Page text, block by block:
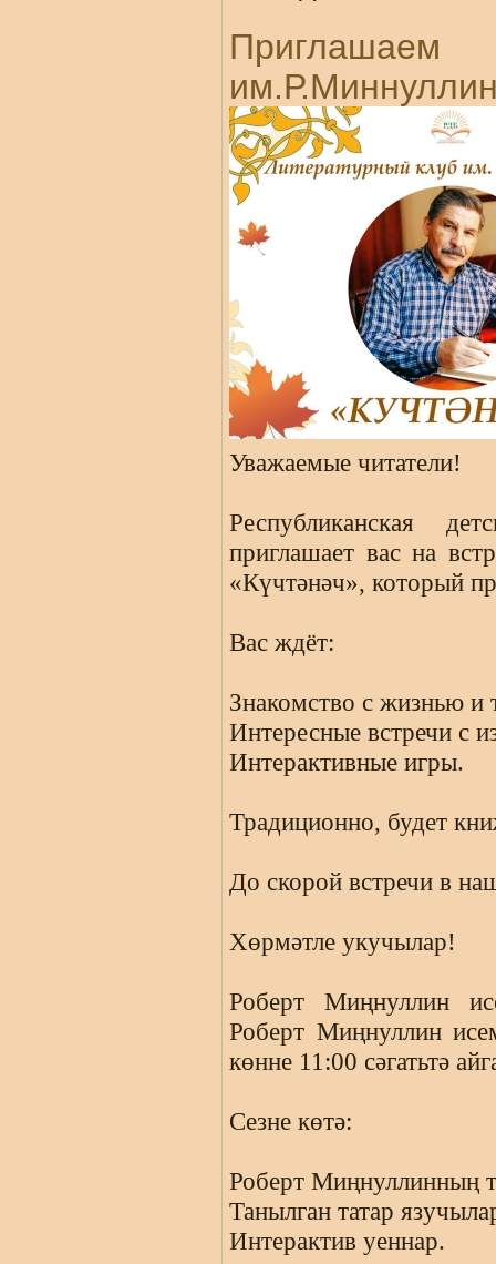
Уважаемые читатели!
Республиканская
приглашает вас на
«Күчтәнәч», который
Вас ждёт:
Знакомство с жизнью и
Интересные встречи с
Интерактивные игры.
Традиционно, будет
До скорой встречи в
Хөрмәтле укучылар!
Роберт Миңнуллин
Роберт Миңнуллин
көнне 11:00 сәгатьтә
Сезне көтә:
Роберт Миңнуллинның
Танылган татар
Интерактив уеннар.